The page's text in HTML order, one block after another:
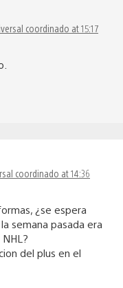
coordinado at 15:17
coordinado at 14:36
¿se espera
semana pasada era
del plus en el